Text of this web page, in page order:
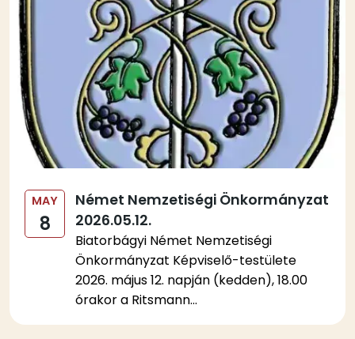
MAY
8
Német Nemzetiségi Önkormányzat
2026.05.12.
Biatorbágyi Német Nemzetiségi
Önkormányzat Képviselő-testülete
2026. május 12. napján (kedden), 18.00
órakor a Ritsmann...